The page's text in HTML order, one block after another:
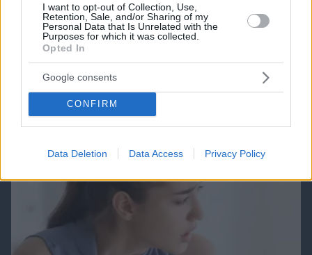
I want to opt-out of Collection, Use,
Retention, Sale, and/or Sharing of my
Personal Data that Is Unrelated with the
Purposes for which it was collected.
Opted In
Google consents
CONFIRM
Data Deletion Data Access Privacy Policy
Cut The Rope Northern Heights Candy
ΔΕΙΤΕ ΟΛΑ ΤΑ GAMES
Best of Network